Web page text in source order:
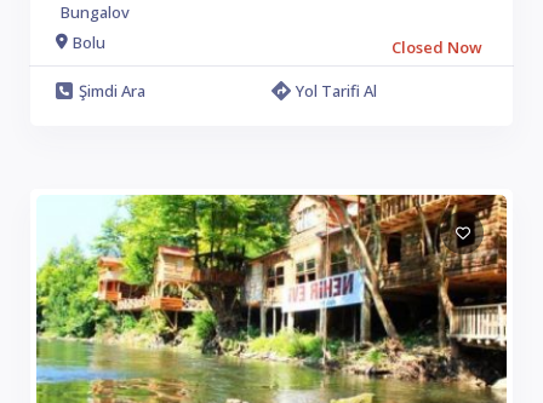
Bungalov
Bolu
Closed Now
Şimdi Ara
Yol Tarifi Al